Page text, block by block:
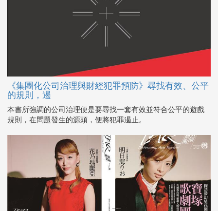
《集團化公司治理與財經犯罪預防》尋找有效、公平
的規則，遏
本書所強調的公司治理便是要尋找一套有效並符合公平的遊戲
規則，在問題發生的源頭，便將犯罪遏止。